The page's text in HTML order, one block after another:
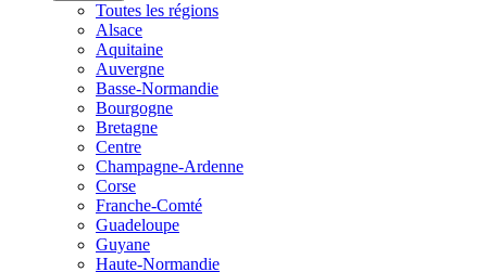
Toutes les régions
Alsace
Aquitaine
Auvergne
Basse-Normandie
Bourgogne
Bretagne
Centre
Champagne-Ardenne
Corse
Franche-Comté
Guadeloupe
Guyane
Haute-Normandie